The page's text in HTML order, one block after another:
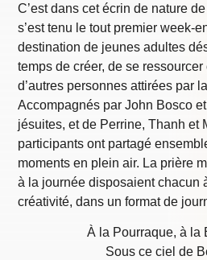
C’est dans cet écrin de nature
s’est tenu le tout premier week-
destination de jeunes adultes
temps de créer, de se
d’autres personnes attirées par
Accompagnés par John Bosco
jésuites, et de Perrine, Thanh et
participants ont partagé
moments en plein air. La prière
à la journée disposaient chacun
créativité, dans un format de
À la Pourraque, à la
Sous ce ciel de